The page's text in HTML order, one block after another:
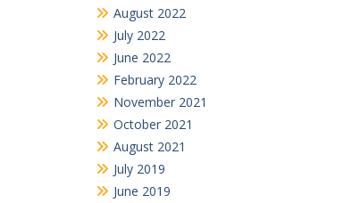
August 2022
July 2022
June 2022
February 2022
November 2021
October 2021
August 2021
July 2019
June 2019